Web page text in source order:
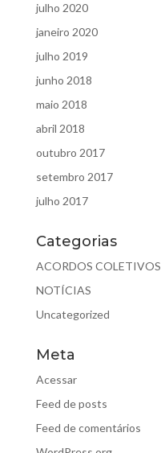
julho 2020
janeiro 2020
julho 2019
junho 2018
maio 2018
abril 2018
outubro 2017
setembro 2017
julho 2017
Categorias
ACORDOS COLETIVOS
NOTÍCIAS
Uncategorized
Meta
Acessar
Feed de posts
Feed de comentários